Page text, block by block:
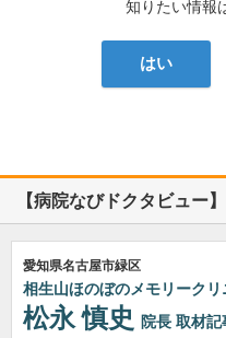
知りたい情報
はい
【病院なびドクタビュー
愛知県名古屋市緑区
相生山ほのぼのメモリークリ
松永 慎史 院長 取材記